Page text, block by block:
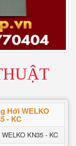
Hới WELKO
- KC
KN35 - KC